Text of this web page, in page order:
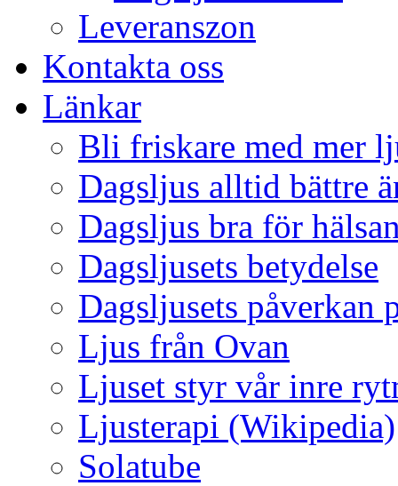
Leveranszon
Kontakta oss
Länkar
Bli friskare med mer
Dagsljus alltid bättre
Dagsljus bra för
Dagsljusets betydelse
Dagsljusets påverkan
Ljus från Ovan
Ljuset styr vår inre
Ljusterapi (Wikipedia)
Solatube